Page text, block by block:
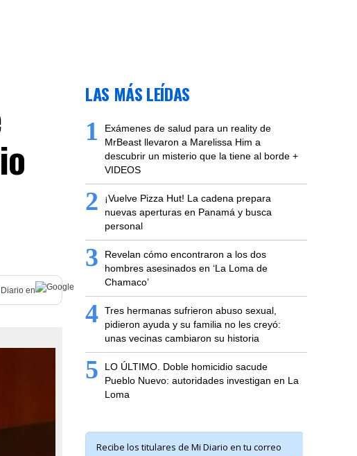
Diario en
LAS MÁS LEÍDAS
1
Exámenes de salud para un reality de
MrBeast llevaron a Marelissa Him a
descubrir un misterio que la tiene al borde +
VIDEOS
2
¡Vuelve Pizza Hut! La cadena prepara
nuevas aperturas en Panamá y busca
personal
3
Revelan cómo encontraron a los dos
hombres asesinados en ‘La Loma de
Chamaco’
4 Tres hermanas sufrieron abuso sexual,
pidieron ayuda y su familia no les creyó:
unas vecinas cambiaron su historia
5
LO ÚLTIMO. Doble homicidio sacude
Pueblo Nuevo: autoridades investigan en La
Loma